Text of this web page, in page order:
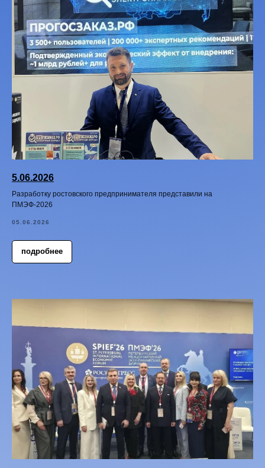
5.06.2026
Разработку ростовского предпринимателя представили на
ПМЭФ-2026
05.06.2026
подробнее